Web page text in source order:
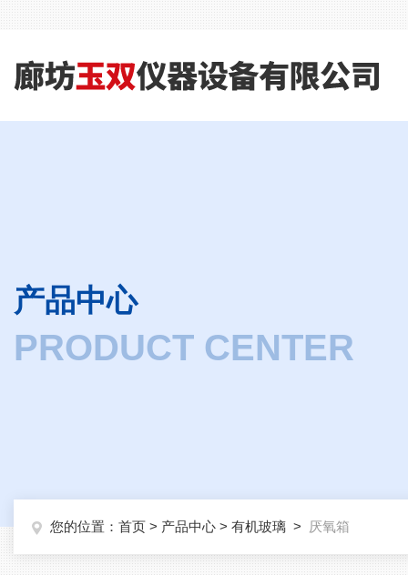
产品中心
PRODUCT CENTER
您的位置： 首页 > 产品中心 > 有机玻璃 > 厌氧箱